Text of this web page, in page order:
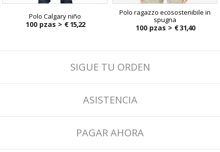
Polo Calgary niño
100 pzas > € 15,22
Polo ragazzo ecosostenibile in
spugna
100 pzas > € 31,40
SIGUE TU ORDEN
ASISTENCIA
PAGAR AHORA